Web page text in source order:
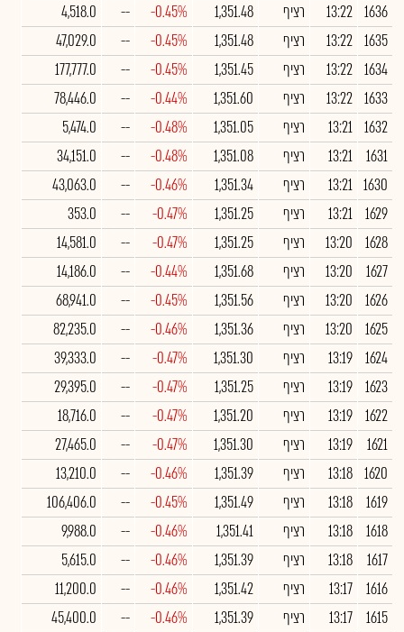
1636
13:22 רציף 1,351.48
-0.45%
--
4,518.0
1635
13:22 רציף 1,351.48
-0.45%
--
47,029.0
1634
13:22 רציף 1,351.45
-0.45%
--
177,777.0
1633
13:22 רציף 1,351.60
-0.44%
--
78,446.0
1632
13:21 רציף 1,351.05
-0.48%
--
5,474.0
1631
13:21 רציף 1,351.08
-0.48%
--
34,151.0
1630
13:21 רציף 1,351.34
-0.46%
--
43,063.0
1629
13:21 רציף 1,351.25
-0.47%
--
353.0
1628
13:20 רציף 1,351.25
-0.47%
--
14,581.0
1627
13:20 רציף 1,351.68
-0.44%
--
14,186.0
1626
13:20 רציף 1,351.56
-0.45%
--
68,941.0
1625
13:20 רציף 1,351.36
-0.46%
--
82,235.0
1624
13:19 רציף 1,351.30
-0.47%
--
39,333.0
1623
13:19 רציף 1,351.25
-0.47%
--
29,395.0
1622
13:19 רציף 1,351.20
-0.47%
--
18,716.0
1621
13:19 רציף 1,351.30
-0.47%
--
27,465.0
1620
13:18 רציף 1,351.39
-0.46%
--
13,210.0
1619
13:18 רציף 1,351.49
-0.45%
--
106,406.0
1618
13:18 רציף 1,351.41
-0.46%
--
9,988.0
1617
13:18 רציף 1,351.39
-0.46%
--
5,615.0
1616
13:17 רציף 1,351.42
-0.46%
--
11,200.0
1615
13:17 רציף 1,351.39
-0.46%
--
45,400.0